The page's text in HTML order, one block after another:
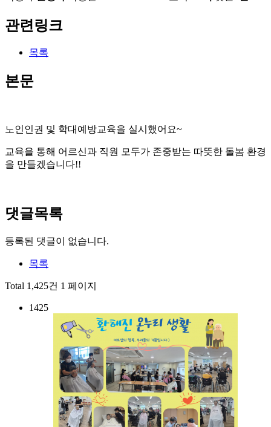
관련링크
목록
본문
노인인권 및 학대예방교육을 실시했어요~
교육을 통해 어르신과 직원 모두가 존중받는 따뜻한 돌봄 환경
을 만들겠습니다!!
댓글목록
등록된 댓글이 없습니다.
목록
Total 1,425건 1 페이지
1425